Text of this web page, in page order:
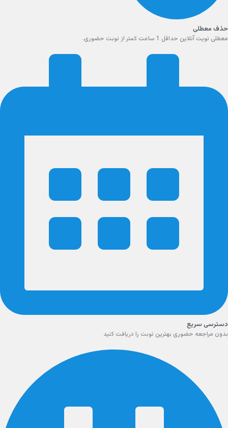
حذف معطلی
معطلی نویت آنلاین حداقل 1 ساعت کمتر از نوبت حضوری.
دسترسی سریع
بدون مراجعه حضوری بهترین نوبت را دریافت کنید